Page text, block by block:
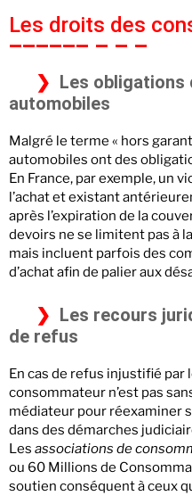
Les droits des
Les
automobiles
Malgré le terme « hors
automobiles ont des
En France, par exemple, un
l’achat et existant
après l’expiration de la
devoirs ne se limitent pas à
mais incluent parfois des
d’achat afin de palier aux
Les recours
de refus
En cas de refus injustifié par
consommateur n’est pas
médiateur pour réexaminer
dans des démarches
Les associations de
ou 60 Millions de
soutien conséquent à ceux